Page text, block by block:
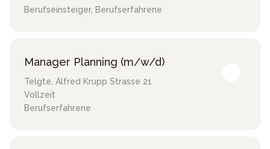
Berufseinsteiger, Berufserfahrene
Manager Planning (m/w/d)
Telgte, Alfred Krupp Strasse 21
Vollzeit
Berufserfahrene